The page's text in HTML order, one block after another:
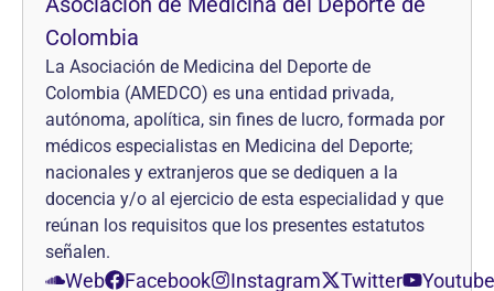
Colombia
La Asociación de Medicina del Deporte de
Colombia (AMEDCO) es una entidad privada,
autónoma, apolítica, sin fines de lucro, formada por
médicos especialistas en Medicina del Deporte;
nacionales y extranjeros que se dediquen a la
docencia y/o al ejercicio de esta especialidad y que
reúnan los requisitos que los presentes estatutos
señalen.
Web Facebook Instagram Twitter Youtube